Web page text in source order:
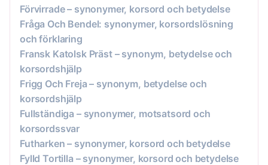
Förvirrade – synonymer, korsord och betydelse
Fråga Och Bendel: synonymer, korsordslösning
och förklaring
Fransk Katolsk Präst – synonym, betydelse och
korsordshjälp
Frigg Och Freja – synonym, betydelse och
korsordshjälp
Fullständiga – synonymer, motsatsord och
korsordssvar
Futharken – synonymer, korsord och betydelse
Fylld Tortilla – synonymer, korsord och betydelse